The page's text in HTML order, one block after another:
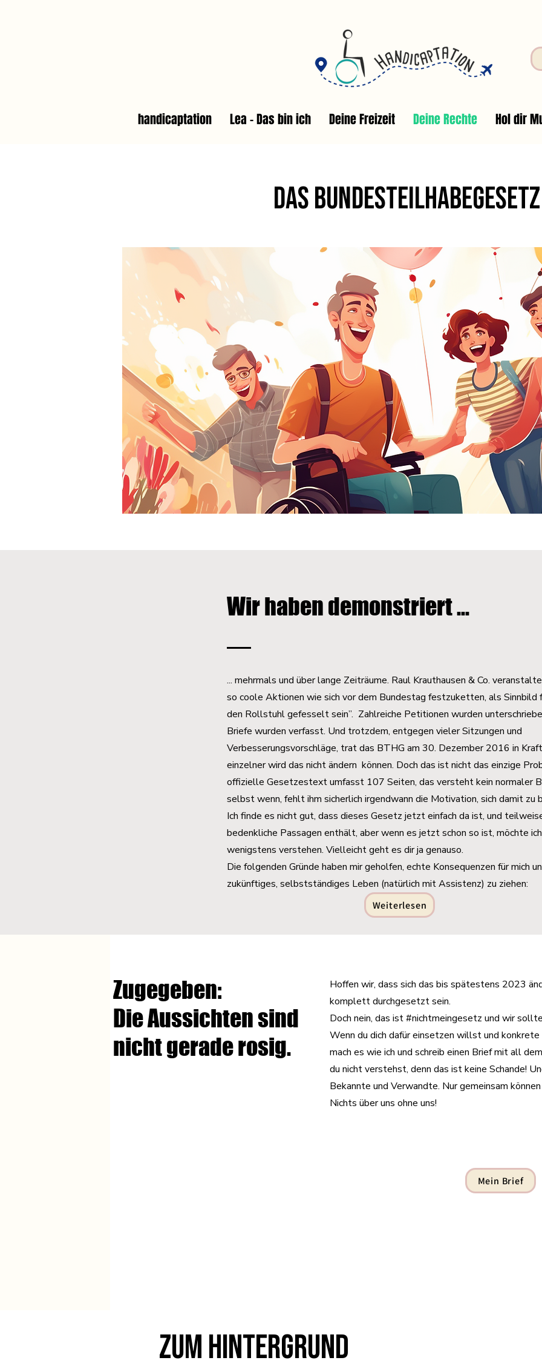
handicaptation Lea - Das bin ich Deine Freizeit Deine Rechte Hol dir
Das Bundesteilhabegesetz
Wir haben demonstriert ...
... mehrmals und über lange Zeiträume. Raul Krauthausen & Co.
so coole Aktionen wie sich vor dem Bundestag festzuketten, als Sinnbild
den Rollstuhl gefesselt sein”. Zahlreiche Petitionen wurden
Briefe wurden verfasst. Und trotzdem, entgegen vieler Sitzungen und
Verbesserungsvorschläge, trat das BTHG am 30. Dezember 2016 in
einzelner wird das nicht ändern können. Doch das ist nicht das einzige
offizielle Gesetzestext umfasst 107 Seiten, das versteht kein normaler
selbst wenn, fehlt ihm sicherlich irgendwann die Motivation, sich damit zu
Ich finde es nicht gut, dass dieses Gesetz jetzt einfach da ist, und
bedenkliche Passagen enthält, aber wenn es jetzt schon so ist, möchte
wenigstens verstehen. Vielleicht geht es dir ja genauso.
Die folgenden Gründe haben mir geholfen, echte Konsequenzen für mich
zukünftiges, selbstständiges Leben (natürlich mit Assistenz) zu ziehen:
Weiterlesen
Zugegeben:
Die Aussichten sind
nicht gerade rosig.
Hoffen wir, dass sich das bis spätestens 2023
komplett durchgesetzt sein.
Doch nein, das ist #nichtmeingesetz und wir
Wenn du dich dafür einsetzen willst und
mach es wie ich und schreib einen Brief mit all
du nicht verstehst, denn das ist keine Schande!
Bekannte und Verwandte. Nur gemeinsam
Nichts über uns ohne uns!
Mein Brief
Zum Hintergrund